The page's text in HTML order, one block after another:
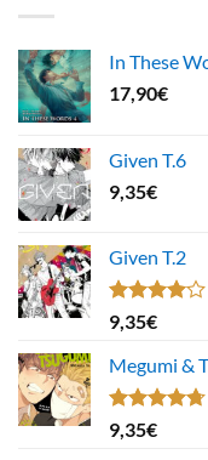
In These
17,90€
Given T.6
9,35€
Given T.2
Note
4.00
5
9,35€
Megumi &
Note4.67
sur 5
9,35€